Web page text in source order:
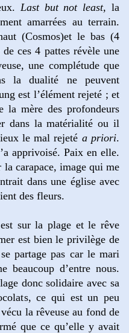
Last but not least,la
amarrées au terrain.
(Cosmos)et le bas (4
ces 4 pattes révèle une
une complétude que
la dualité ne peuvent
est l’élément rejeté ; et
la mère des profondeurs
dans la matérialité ou il
le mal rejeté a priori.
apprivoisé. Paix en elle.
la carapace, image qui me
dans une église avec
des fleurs.
sur la plage et le rêve
est bien le privilège de
partage pas car le mari
beaucoup d’entre nous.
donc solidaire avec sa
ce qui est un peu
la rêveuse au fond de
que ce qu’elle y avait